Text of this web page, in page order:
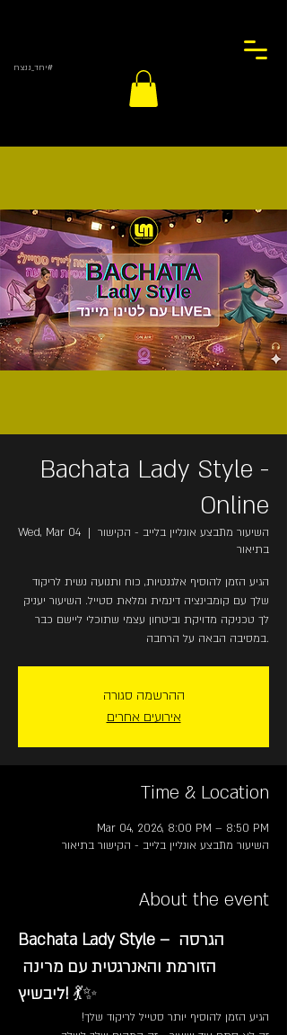
#יחד_ננצח
Bachata Lady Style -
Online
Wed, Mar 04
  |
השיעור מתבצע אונליין בלייב - הקישור
בתיאור
הגיע הזמן להוסיף אלגנטיות, כוח ותנועה נשית לריקוד
שלך עם קומבינציה דינמית ומלאת סטייל. השיעור יעניק
לך טכניקה מדויקת וביטחון עצמי שתוכלי ליישם כבר
במסיבה הבאה על הרחבה.
ההרשמה סגורה
אירועים אחרים
Time & Location
Mar 04, 2026, 8:00 PM – 8:50 PM
השיעור מתבצע אונליין בלייב - הקישור בתיאור
About the event
Bachata Lady Style – הגרסה
הזורמת והאנרגטית עם מרינה
ליבשיץ! 💃✨
הגיע הזמן להוסיף יותר סטייל לריקוד שלך!